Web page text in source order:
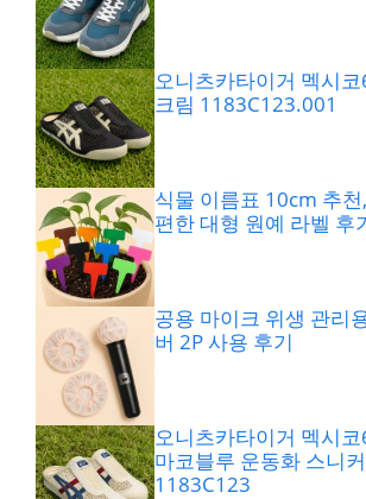
오니츠카타이거 멕시
크림 1183C123.001
식물 이름표 10cm 추
편한 대형 원예 라벨 후
공용 마이크 위생 관리
버 2P 사용 후기
오니츠카타이거 멕시
마코블루 운동화 스니
1183C123